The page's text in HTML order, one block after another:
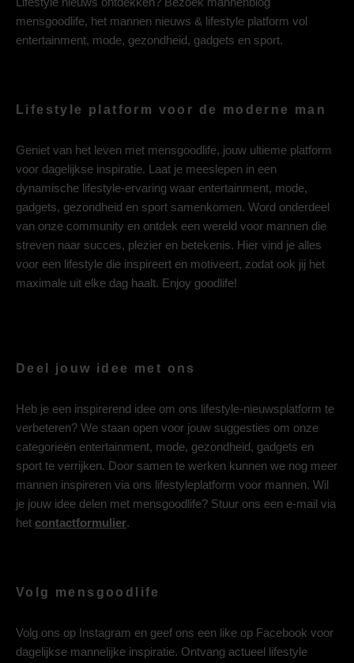
mensgoodlife, het mannen nieuws & lifestyle platform vol
entertainment, mode, gezondheid, gadgets en sport.
Lifestyle platform voor de moderne man
Geniet van het leven met mensgoodlife, jouw ultieme platform
voor dagelijkse inspiratie. Laat je meeslepen in een
dynamische lifestyle-ervaring waar entertainment, mode,
gadgets, gezondheid en sport samenkomen. Word onderdeel
van onze community en ontdek een wereld voor mannen die
streven naar succes, plezier en betekenis. Hier vind je alles
voor een lifestyle die inspireert en motiveert, zodat ook jij het
maximale uit elke dag haalt. Enjoy goodlife!
Deel jouw idee met ons
Heb je een inspirerend idee om ons lifestyle-nieuwsplatform te
verbeteren? We staan open voor jouw suggesties om onze
categorieën entertainment, mode, gezondheid, gadgets en
sport te verrijken. Door samen te werken kunnen we nog meer
mannen inspireren via ons lifestyleplatform voor mannen. Wil
je jouw idee delen met mensgoodlife? Stuur ons een e-mail via
het contactformulier.
Volg mensgoodlife
Volg ons op Instagram en geef ons een like op Facebook voor
dagelijkse mannelijke inspiratie. Ontvang actueel lifestyle